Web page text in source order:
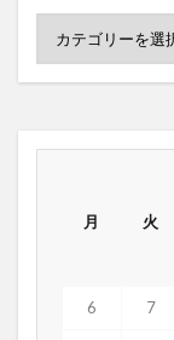
月 火
6 7